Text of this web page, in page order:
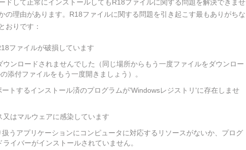
ドして正常にインストールしてもR18ファイルに関する問題を解決できませ
の理由があります。R18ファイルに関する問題を引き起こす最もありがちな
おりです：
ファイルが破損しています
ウンロードされませんでした（同じ場所からもう一度ファイルをダウンロー
添付ファイルをもう一度開きましょう）。
トするインストール済のプログラムが'Windowsレジストリ'に存在しませ
又はマルウェアに感染しています
うアプリケーションにコンピュータに対応するリソースがないか、プログ
イバーがインストールされていません。